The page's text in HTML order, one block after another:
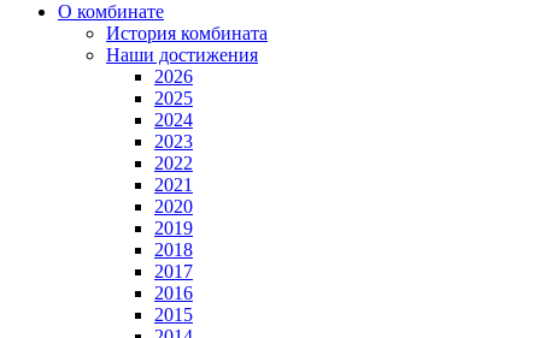
О комбинате
История комбината
Наши достижения
2026
2025
2024
2023
2022
2021
2020
2019
2018
2017
2016
2015